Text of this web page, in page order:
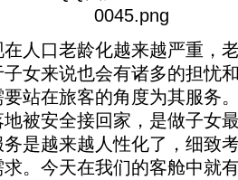
口老龄化越来越严重，
女来说也会有诸多的担忧
站在旅客的角度为其服务
被安全接回家，是做子女
是越来越人性化了，细致
。今天在我们的客舱中就